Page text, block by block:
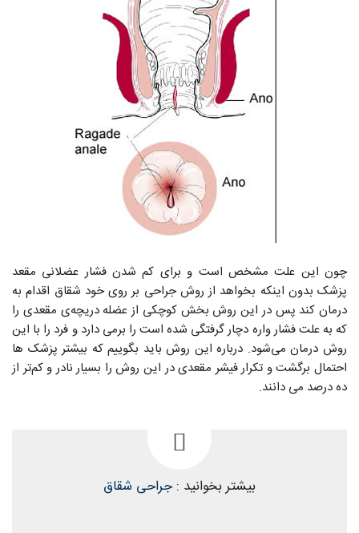
چون این علت مشخص است و برای کم شدن فشار عضلانی مقعد
پزشک بدون اینکه بخواهد از روش جراحی بر روی خود شقاق اقدام به
درمان کند پس در این روش بخش کوچکی از عضله دریچه‌ی مقعدی را
که به علت فشار واره دچار گرفتگی شده است را برمی دارد و فرد را با این
روش درمان می‌شود. درباره این روش باید بگوییم که بیشتر پزشک ها
احتمال برگشت و تکرار فیشر مقعدی در این روش را بسیار نادر و کم‌تر از
ده درصد می دانند.
بیشتر بخوانید :جراحی شقاق